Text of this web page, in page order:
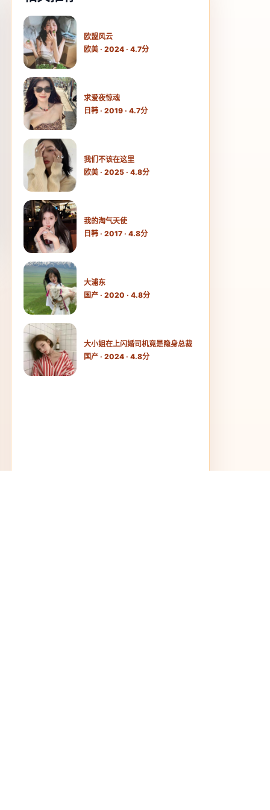
欧盟风云
欧美 · 2024 · 4.7分
求爱夜惊魂
日韩 · 2019 · 4.7分
我们不该在这里
欧美 · 2025 · 4.8分
我的淘气天使
日韩 · 2017 · 4.8分
大浦东
国产 · 2020 · 4.8分
大小姐在上闪婚司机竟是隐身总裁
国产 · 2024 · 4.8分